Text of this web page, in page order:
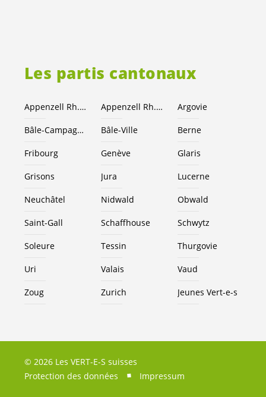
Les partis cantonaux
Appenzell Rh.-Ext. Appenzell Rh.-I. Argovie
Bâle-Campagne Bâle-Ville Berne
Fribourg Genève Glaris
Grisons Jura Lucerne
Neuchâtel Nidwald Obwald
Saint-Gall Schaffhouse Schwytz
Soleure Tessin Thurgovie
Uri Valais Vaud
Zoug Zurich Jeunes Vert-e-s
© 2026 Les VERT-E-S suisses
Protection des données
Impressum